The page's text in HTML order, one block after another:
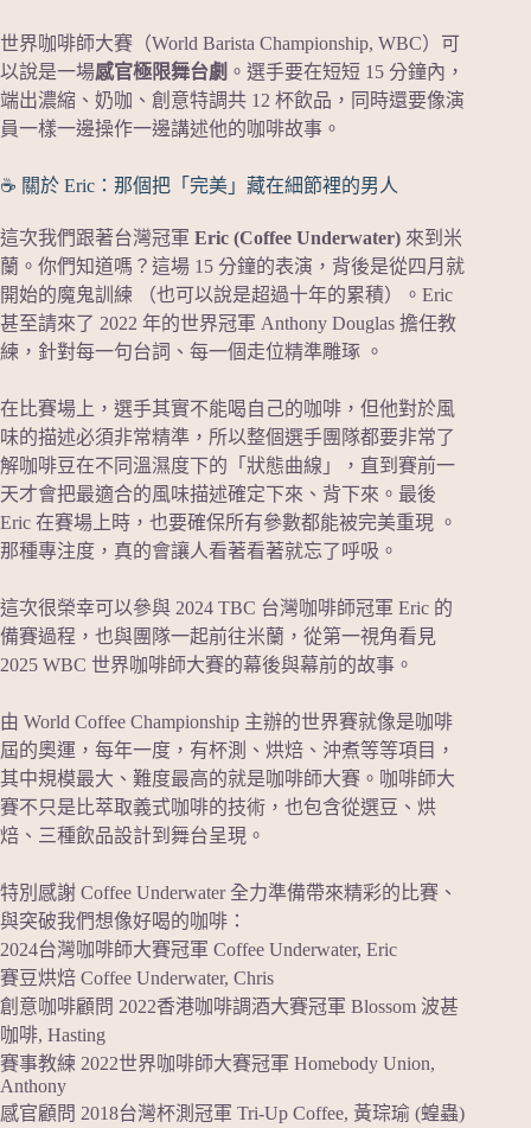
世界咖啡師大賽（World Barista Championship, WBC）可
以說是一場感官極限舞台劇 。選手要在短短 15 分鐘內，
端出濃縮、奶咖、創意特調共 12 杯飲品，同時還要像演
員一樣一邊操作一邊講述他的咖啡故事。
☕ 關於 Eric：那個把「完美」藏在細節裡的男人
這次我們跟著台灣冠軍 Eric (Coffee Underwater) 來到米
蘭。你們知道嗎？這場 15 分鐘的表演，背後是從四月就
開始的魔鬼訓練 （也可以說是超過十年的累積）。Eric
甚至請來了 2022 年的世界冠軍 Anthony Douglas 擔任教
練，針對每一句台詞、每一個走位精準雕琢 。
在比賽場上，選手其實不能喝自己的咖啡，但他對於風
味的描述必須非常精準，所以整個選手團隊都要非常了
解咖啡豆在不同溫濕度下的「狀態曲線」，直到賽前一
天才會把最適合的風味描述確定下來、背下來。最後
Eric 在賽場上時，也要確保所有參數都能被完美重現 。
那種專注度，真的會讓人看著看著就忘了呼吸。
這次很榮幸可以參與 2024 TBC 台灣咖啡師冠軍 Eric 的
備賽過程，也與團隊一起前往米蘭，從第一視角看見
2025 WBC 世界咖啡師大賽的幕後與幕前的故事。
由 World Coffee Championship 主辦的世界賽就像是咖啡
屆的奧運，每年一度，有杯測、烘焙、沖煮等等項目，
其中規模最大、難度最高的就是咖啡師大賽。咖啡師大
賽不只是比萃取義式咖啡的技術，也包含從選豆、烘
焙、三種飲品設計到舞台呈現。
特別感謝 Coffee Underwater 全力準備帶來精彩的比賽、
與突破我們想像好喝的咖啡：
2024台灣咖啡師大賽冠軍 Coffee Underwater, Eric
賽豆烘焙 Coffee Underwater, Chris
創意咖啡顧問 2022香港咖啡調酒大賽冠軍 Blossom 波甚
咖啡, Hasting
賽事教練 2022世界咖啡師大賽冠軍 Homebody Union,
Anthony
感官顧問 2018台灣杯測冠軍 Tri-Up Coffee, 黃琮瑜 (蝗蟲)